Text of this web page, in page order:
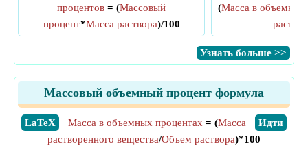
процентов = (Массовый
процент*Масса раствора)/100
(Масса в объемных
​Узнать больше >>
Массовый объемный процент формула
​LaTeX ​Идти
Масса в объемных процентах = (Масса
растворенного вещества/Объем раствора)*100